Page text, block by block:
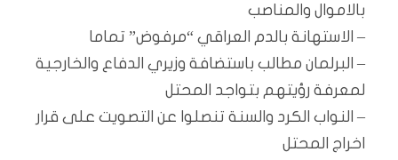
بالاموال والمناصب
– الاستهانة بالدم العراقي “مرفوض” تماما
– البرلمان مطالب باستضافة وزيري الدفاع والخارجية
لمعرفة رؤيتهم بتواجد المحتل
– النواب الكرد والسنة تنصلوا عن التصويت على قرار
اخراج المحتل